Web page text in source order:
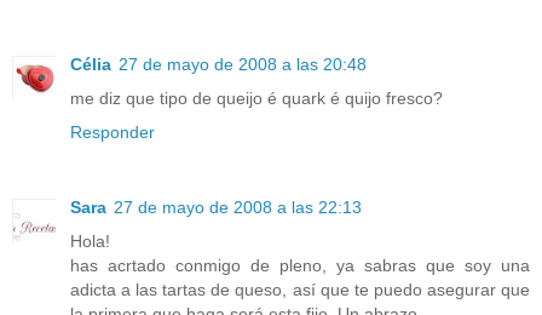
Célia 27 de mayo de 2008 a las 20:48
me diz que tipo de queijo é quark é quijo fresco?
Responder
Sara 27 de mayo de 2008 a las 22:13
Hola!
has acrtado conmigo de pleno, ya sabras que soy una
adicta a las tartas de queso, así que te puedo asegurar que